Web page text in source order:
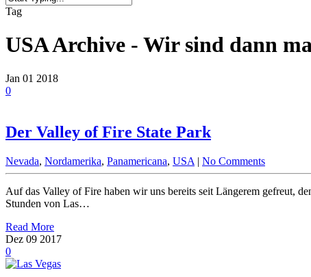
Tag
USA Archive - Wir sind dann
Jan 01 2018
0
Der Valley of Fire State Park
Nevada, Nordamerika, Panamericana, USA | No Comments
Auf das Valley of Fire haben wir uns bereits seit Längerem gefreut,
Stunden von Las…
Read More
Dez 09 2017
0